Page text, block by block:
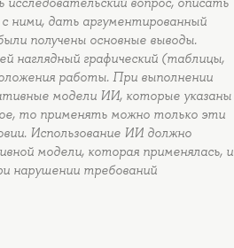
ними, дать аргументированный
получены основные выводы.
наглядный графический (таблицы,
работы. При выполнении
модели ИИ, которые указаны
то применять можно только эти
Использование ИИ должно
модели, которая применялась, и
нарушении требований